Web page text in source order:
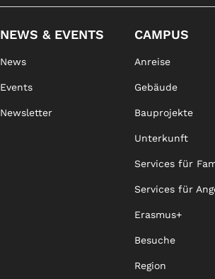
NEWS & EVENTS
News
Events
Newsletter
CAMPUS
Anreise
Gebäude
Bauprojekte
Unterkunft
Services für
Services für
Erasmus+
Besuche
Region